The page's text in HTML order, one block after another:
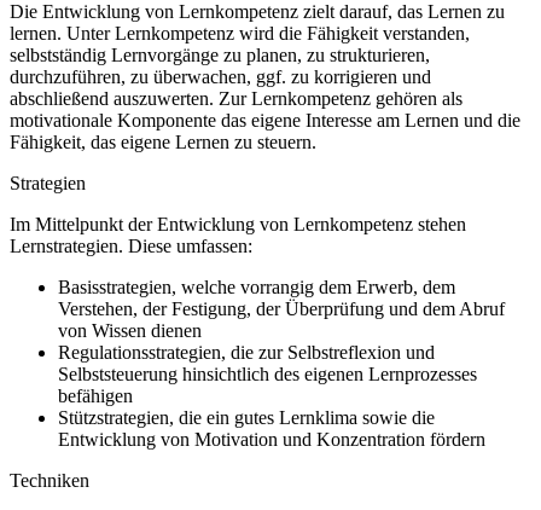
Die Entwicklung von Lernkompetenz zielt darauf, das Lernen zu
lernen. Unter Lernkompetenz wird die Fähigkeit verstanden,
selbstständig Lernvorgänge zu planen, zu strukturieren,
durchzuführen, zu überwachen, ggf. zu korrigieren und
abschließend auszuwerten. Zur Lernkompetenz gehören als
motivationale Komponente das eigene Interesse am Lernen und die
Fähigkeit, das eigene Lernen zu steuern.
Strategien
Im Mittelpunkt der Entwicklung von Lernkompetenz stehen
Lernstrategien. Diese umfassen:
Basisstrategien, welche vorrangig dem Erwerb, dem
Verstehen, der Festigung, der Überprüfung und dem Abruf
von Wissen dienen
Regulationsstrategien, die zur Selbstreflexion und
Selbststeuerung hinsichtlich des eigenen Lernprozesses
befähigen
Stützstrategien, die ein gutes Lernklima sowie die
Entwicklung von Motivation und Konzentration fördern
Techniken